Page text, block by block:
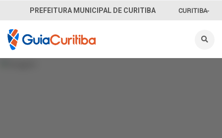
PREFEITURA MUNICIPAL DE CURITIBA CURITIBA-